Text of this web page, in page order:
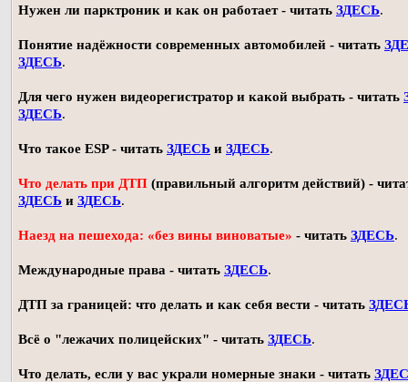
Нужен ли парктроник и как он работает - читать ЗДЕСЬ.
Понятие надёжности современных автомобилей - читать
ЗДЕСЬ.
Для чего нужен видеорегистратор и какой выбрать - читать
ЗДЕСЬ.
Что такое ESP - читать ЗДЕСЬ и ЗДЕСЬ.
Что делать при ДТП (правильный алгоритм действий) -
ЗДЕСЬ и ЗДЕСЬ.
Наезд на пешехода: «без вины виноватые» - читать ЗДЕСЬ.
Международные права - читать ЗДЕСЬ.
ДТП за границей: что делать и как себя вести - читать
Всё о "лежачих полицейских" - читать ЗДЕСЬ.
Что делать, если у вас украли номерные знаки - читать